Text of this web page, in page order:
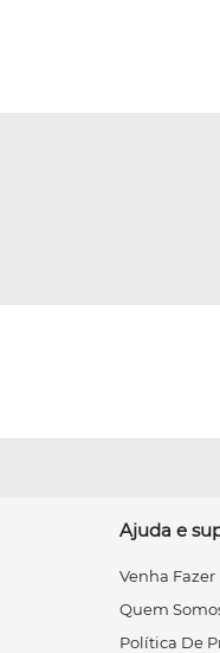
Ajuda e
Venha
Quem
Política De